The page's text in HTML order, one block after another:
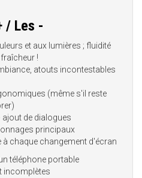
/ Les -
et aux lumières ; fluidité
!
atouts incontestables
(même s'il reste
de dialogues
principaux
chaque changement d'écran
téléphone portable
incomplètes